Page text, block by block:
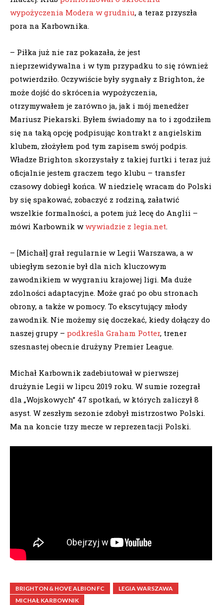
wypożyczenia Modera w grudniu, a teraz przyszła
pora na Karbownika.
– Piłka już nie raz pokazała, że jest
nieprzewidywalna i w tym przypadku to się również
potwierdziło. Oczywiście były sygnały z Brighton, że
może dojść do skrócenia wypożyczenia,
otrzymywałem je zarówno ja, jak i mój menedżer
Mariusz Piekarski. Byłem świadomy na to i zgodziłem
się na taką opcję podpisując kontrakt z angielskim
klubem, złożyłem pod tym zapisem swój podpis.
Władze Brighton skorzystały z takiej furtki i teraz już
oficjalnie jestem graczem tego klubu – transfer
czasowy dobiegł końca. W niedzielę wracam do Polski
by się spakować, zobaczyć z rodziną, załatwić
wszelkie formalności, a potem już lecę do Anglii –
mówi Karbownik wwywiadzie z legia.net.
– [Michał] grał regularnie w Legii Warszawa, a w
ubiegłym sezonie był dla nich kluczowym
zawodnikiem w wygraniu krajowej ligi. Ma duże
zdolności adaptacyjne. Może grać po obu stronach
obrony, a także w pomocy. To ekscytujący młody
zawodnik. Nie możemy się doczekać, kiedy dołączy do
naszej grupy – podkreśla Graham Potter, trener
szesnastej obecnie drużyny Premier League.
Michał Karbownik zadebiutował w pierwszej
drużynie Legii w lipcu 2019 roku. W sumie rozegrał
dla „Wojskowych” 47 spotkań, w których zaliczył 8
asyst. W zeszłym sezonie zdobył mistrzostwo Polski.
Ma na koncie trzy mecze w reprezentacji Polski.
BRIGHTON & HOVE ALBION FC
LEGIA WARSZAWA
MICHAŁ KARBOWNIK